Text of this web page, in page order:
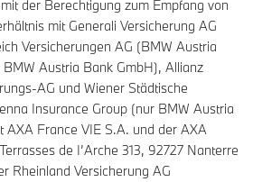
der Berechtigung zum Empfang von
mit Generali Versicherung AG
Versicherungen AG (BMW Austria
Austria Bank GmbH), Allianz
AG und Wiener Städtische
Insurance Group (nur BMW Austria
AXA France VIE S.A. und der AXA
de I’Arche 313, 92727 Nanterre
Rheinland Versicherung AG